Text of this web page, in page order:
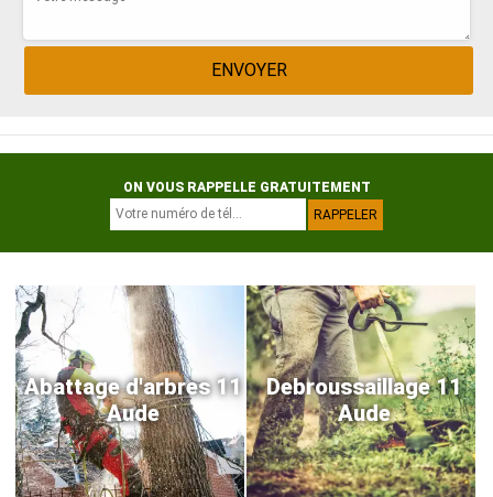
ON VOUS RAPPELLE GRATUITEMENT
Abattage d'arbres 11
Aude
Debroussaillage 11
Aude